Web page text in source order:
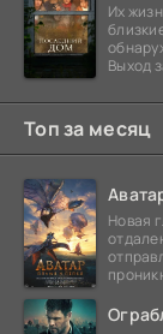
Их
Выход
Топ за месяц
Новая